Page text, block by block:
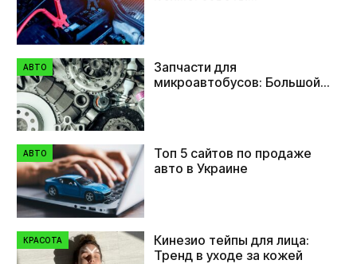
АВТО
Запчасти для
микроавтобусов: Большой
АВТО
Топ 5 сайтов по продаже
авто в Украине
КРАСОТА
Кинезио тейпы для лица:
Тренд в уходе за кожей